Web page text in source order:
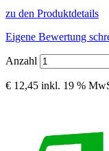
zu den Produktdetails
Eigene Bewertung
Anzahl
€ 12,45 inkl. 19 %